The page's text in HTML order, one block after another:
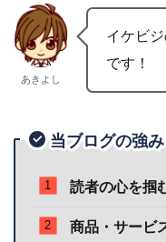
あきよし
イケビ
です！
当ブログの強み
読者の心を掴
商品・サービ